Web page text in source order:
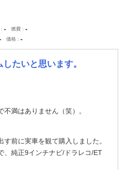
- 燃費 -
価格 -
たいと思います。
満はありません（笑）。
前に実車を観て購入しました。
、純正9インチナビ/ドラレコ/ET